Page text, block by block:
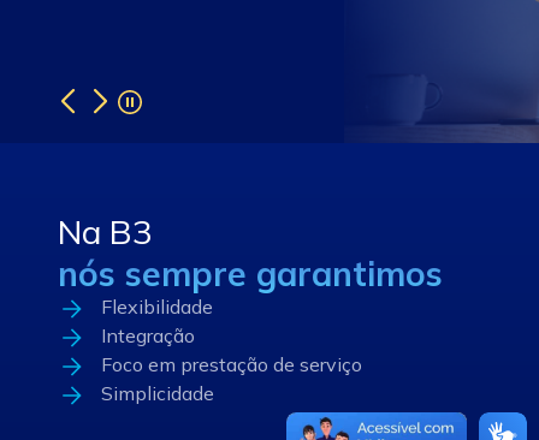
Na B3
nós sempre garantimos
Flexibilidade
Integração
Foco em prestação de serviço
Simplicidade